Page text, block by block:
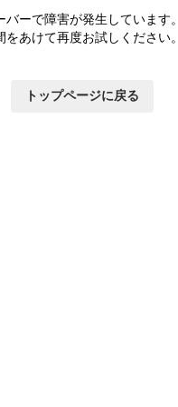
バーで障害が発生しています。
をあけて再度お試しください。
トップページに戻る